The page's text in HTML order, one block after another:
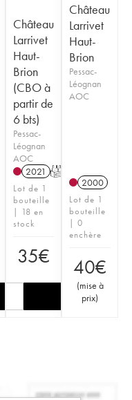
Château
Larrivet
Haut-
Brion
(CBO à
partir de
6 bts)
Pessac-
Léognan
AOC
2021 T
Lot de 1
bouteille
| 18 en
stock
35€
Château
Larrivet
Haut-
Brion
Pessac-
Léognan
AOC
2000
Lot de 1
bouteille
| 0
enchère
40€
(mise à
prix)